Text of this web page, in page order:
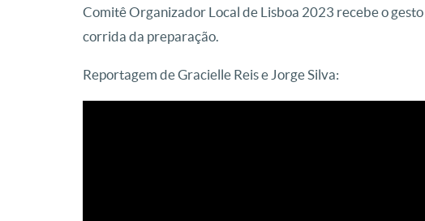
Comitê Organizador Local de Lisboa 2023 recebe o
corrida da preparação.
Reportagem de Gracielle Reis e Jorge Silva: